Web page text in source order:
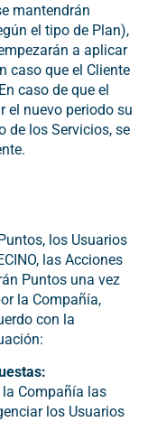
mantendrán
el tipo de Plan),
a aplicar
caso que el Cliente
caso de que el
el nuevo periodo su
de los Servicios, se
los Usuarios
las Acciones
Puntos una vez
la Compañía,
con la
Compañía las
los Usuarios